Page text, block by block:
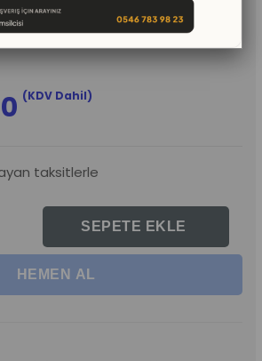
(KDV Dahil)
taksitlerle